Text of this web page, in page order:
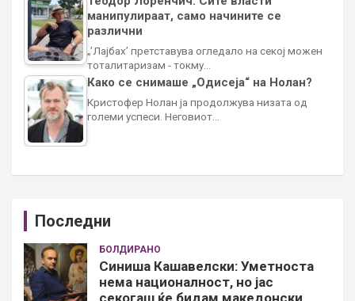
манипулираат, само начините се
различни
„’Лајбах’ претставува огледало на секој можен
тоталитаризам - токму…
Како се снимаше „Одисеја“ на Нолан?
Кристофер Нолан ја продолжува низата од
големи успеси. Неговиот…
Последни
БОЛДИРАНО
Синиша Кашавелски: Уметноста
нема националност, но јас
секогаш ќе бидам македонски